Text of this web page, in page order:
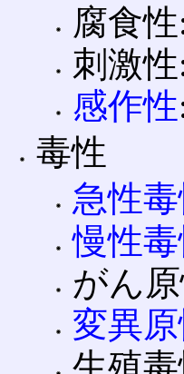
腐食
刺激性
感作性
毒性
急性
慢性
がん
変異